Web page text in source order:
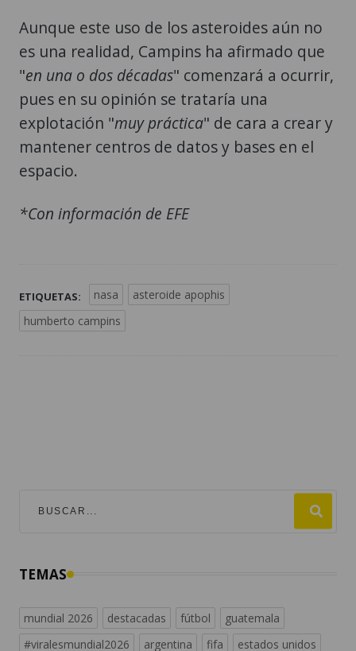
Aunque este uso de los asteroides aún no
es una realidad, Campins ha afirmado que
"en una o dos décadas" comenzará a ocurrir,
pues en su opinión se trataría una
explotación "muy práctica" de cara a crear y
mantener centros de datos y bases en el
espacio.
*Con información de EFE
ETIQUETAS: nasa
asteroide apophis
humberto campins
mundial 2026
messi
españa universofutbol